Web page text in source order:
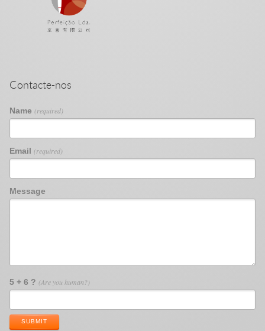
Contacte-nos
Name (required)
Email (required)
Message
5 + 6 ? (Are you human?)
SUBMIT